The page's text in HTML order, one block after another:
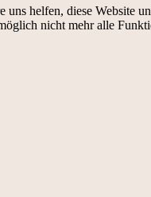
helfen, diese Website
nicht mehr alle